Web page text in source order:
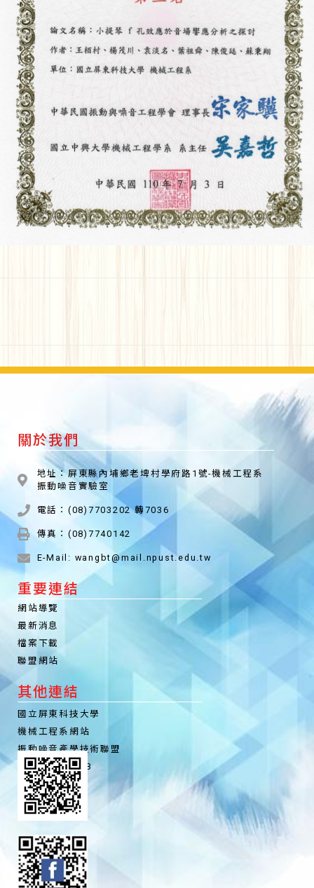
關於我們
地址：屏東縣內埔鄉老埤村學府路1號-機械工程系
振動噪音實驗室
電話：(08)7703202 轉7036
傳真：(08)7740142
E-Mail: wangbt@mail.npust.edu.tw
重要連結
網站導覽
最新消息
檔案下載
聯盟網站
其他連結
國立屏東科技大學
機械工程系網站
振動噪音產學技術聯盟
聯盟粉絲專頁FB